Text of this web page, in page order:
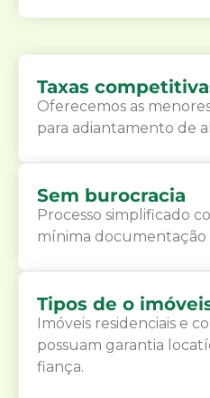
Taxas
Oferecemos as
para adiantamento de
Sem burocracia
Processo simplificado
mínima documentação
Tipos de o
Imóveis residenciais e
possuam garantia
fiança.